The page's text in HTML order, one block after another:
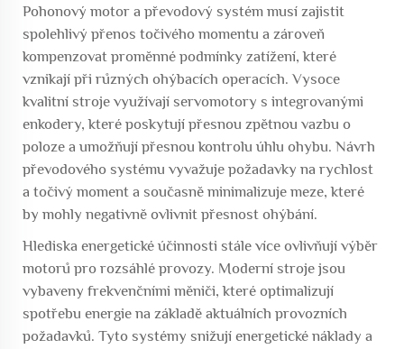
Pohonový motor a převodový systém musí zajistit
spolehlivý přenos točivého momentu a zároveň
kompenzovat proměnné podmínky zatížení, které
vznikají při různých ohýbacích operacích. Vysoce
kvalitní stroje využívají servomotory s integrovanými
enkodery, které poskytují přesnou zpětnou vazbu o
poloze a umožňují přesnou kontrolu úhlu ohybu. Návrh
převodového systému vyvažuje požadavky na rychlost
a točivý moment a současně minimalizuje meze, které
by mohly negativně ovlivnit přesnost ohýbání.
Hlediska energetické účinnosti stále více ovlivňují výběr
motorů pro rozsáhlé provozy. Moderní stroje jsou
vybaveny frekvenčními měniči, které optimalizují
spotřebu energie na základě aktuálních provozních
požadavků. Tyto systémy snižují energetické náklady a